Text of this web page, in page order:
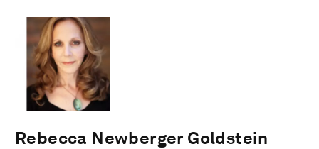
Rebecca Newberger Goldstein